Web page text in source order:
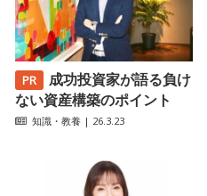
成功投資家が語る負け
ない資産構築のポイント
知識・教養 | 26.3.23